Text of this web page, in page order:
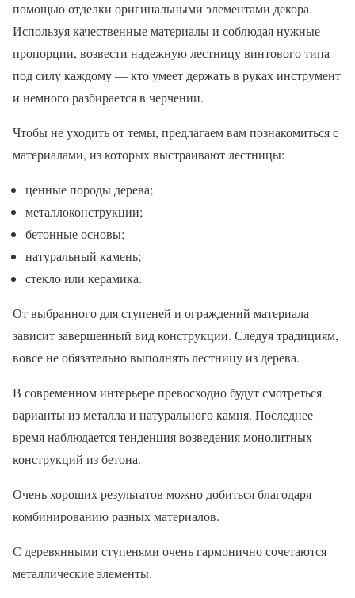
помощью отделки оригинальными элементами декора.
Используя качественные материалы и соблюдая нужные
пропорции, возвести надежную лестницу винтового типа
под силу каждому — кто умеет держать в руках инструмент
и немного разбирается в черчении.
Чтобы не уходить от темы, предлагаем вам познакомиться с
материалами, из которых выстраивают лестницы:
ценные породы дерева;
металлоконструкции;
бетонные основы;
натуральный камень;
стекло или керамика.
От выбранного для ступеней и ограждений материала
зависит завершенный вид конструкции. Следуя традициям,
вовсе не обязательно выполнять лестницу из дерева.
В современном интерьере превосходно будут смотреться
варианты из металла и натурального камня. Последнее
время наблюдается тенденция возведения монолитных
конструкций из бетона.
Очень хороших результатов можно добиться благодаря
комбинированию разных материалов.
С деревянными ступенями очень гармонично сочетаются
металлические элементы.